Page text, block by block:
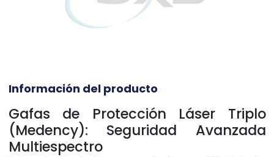
Información del producto
Gafas de Protección Láser Triplo
(Medency): Seguridad Avanzada
Multiespectro